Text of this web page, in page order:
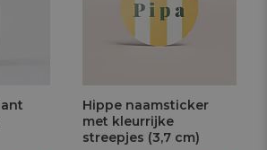
Hippe naamsticker
met kleurrijke
streepjes (3,7 cm)